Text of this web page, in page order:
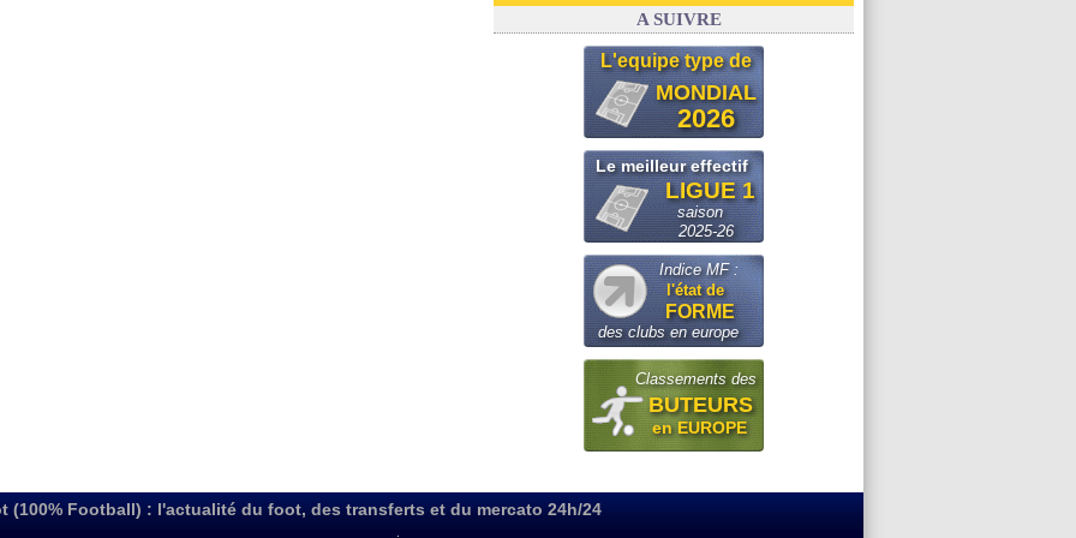
A SUIVRE
L'equipe type de
MONDIAL
2026
Le meilleur effectif
LIGUE 1
saison
2025-26
Indice MF :
l'état de
FORME
des clubs en europe
Classements des
BUTEURS
en EUROPE
(100% Football) : l'actualité du foot, des transferts et du mercato 24h/24